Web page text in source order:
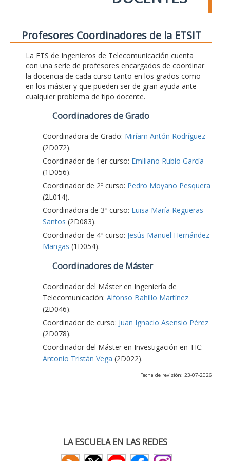
Profesores Coordinadores de la ETSIT
La ETS de Ingenieros de Telecomunicación cuenta
con una serie de profesores encargados de coordinar
la docencia de cada curso tanto en los grados como
en los máster y que pueden ser de gran ayuda ante
cualquier problema de tipo docente.
Coordinadores de Grado
Coordinadora de Grado: Miríam Antón Rodríguez
(2D072).
Coordinador de 1er curso: Emiliano Rubio García
(1D056).
Coordinador de 2º curso: Pedro Moyano Pesquera
(2L014).
Coordinadora de 3º curso: Luisa María Regueras
Santos (2D083).
Coordinador de 4º curso: Jesús Manuel Hernández
Mangas (1D054).
Coordinadores de Máster
Coordinador del Máster en Ingeniería de
Telecomunicación: Alfonso Bahillo Martínez
(2D046).
Coordinador de curso: Juan Ignacio Asensio Pérez
(2D078).
Coordinador del Máster en Investigación en TIC:
Antonio Tristán Vega (2D022).
Fecha de revisión: 23-07-2026
LA ESCUELA EN LAS REDES